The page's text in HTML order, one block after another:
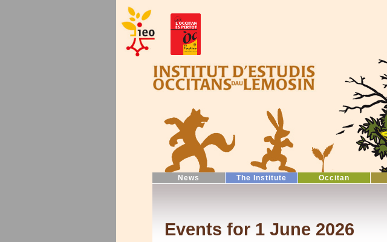
News The Institute Occitan
Events for 1 June 2026